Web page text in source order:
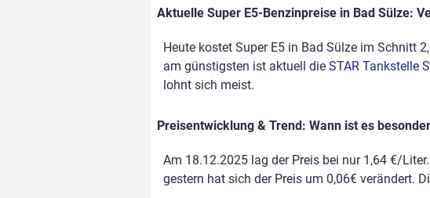
Aktuelle Super E5-Benzinpreise in Bad Sülze:
Heute kostet Super E5 in Bad Sülze im Schnitt
am günstigsten ist aktuell die STAR Tankstelle
lohnt sich meist.
Preisentwicklung & Trend: Wann ist es
Am 18.12.2025 lag der Preis bei nur 1,64 €/
gestern hat sich der Preis um 0,06€ verändert.